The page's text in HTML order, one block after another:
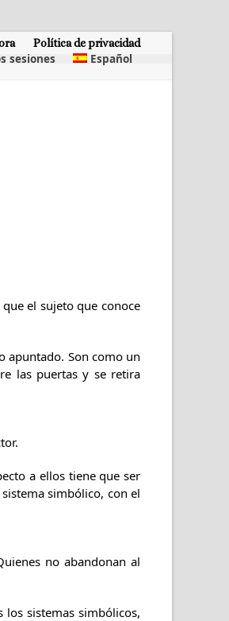
Política de privacidad
sesiones Español
el sujeto que conoce
apuntado. Son como un
las puertas y se retira
a ellos tiene que ser
simbólico, con el
no abandonan al
los sistemas simbólicos,